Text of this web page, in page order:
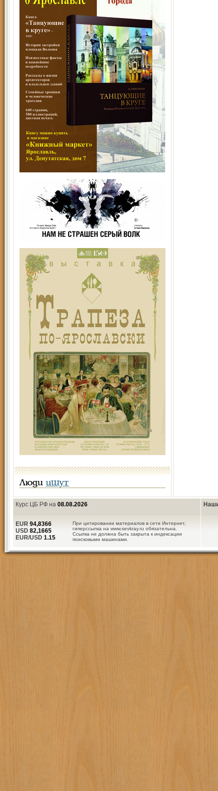
Люди ищут
Курс ЦБ РФ на 08.08.2026
При цитировании материалов в сети Интернет,
гиперссылка на www.sevkray.ru обязательна.
Ссылка не должна быть закрыта к индексации
поисковыми машинами.
EUR 94,8366
USD 82,1665
EUR/USD 1.15